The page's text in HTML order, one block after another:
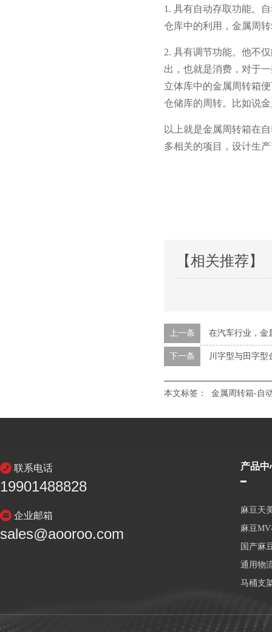
1. 具有自动存取功能。
仓库中的利用，金属周
2. 具有调节功能。他不
出，也就是消费，
立体库中的金属周转箱便可
仓储库的周转。比如说
以上就是金属周转箱在自
多相关的项目，设计生
【相关推荐】
上一条 在汽车行业
下一条 川字型与田字型
本文标签： 金属周转箱-自
联系电话
19901488828
企业邮箱
sales@aooroo.com
产品中
麻豆天
麻豆
国产麻
通用物
马桶支